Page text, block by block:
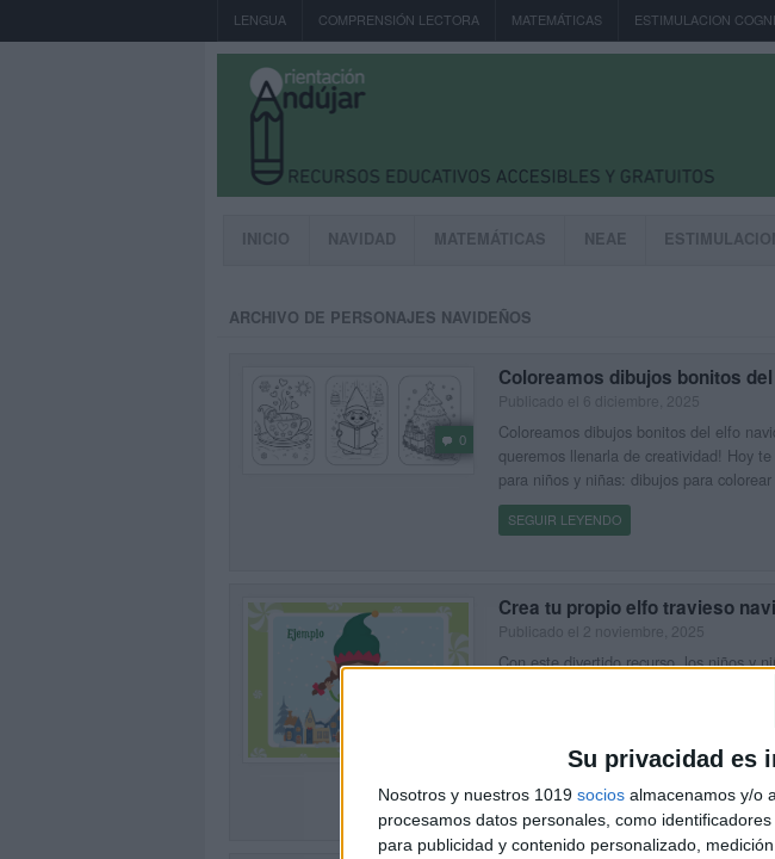
Su privacidad es
Nosotros y nuestros 1019 socios almacenamos y/o
procesamos datos personales, como
para publicidad y contenido personalizado,
LENGUA COMPRENSIÓN LECTORA MATEMÁTICAS ESTIMULACION
INICIO NAVIDAD MATEMÁTICAS NEAE
ARCHIVO DE PERSONAJES NAVIDEÑOS
0
Coloreamos dibujos bonitos
Coloreamos dibujos bonitos del elfo
queremos llenarla de creatividad! Hoy
para niños y niñas: dibujos para
SEGUIR LEYENDO
Crea tu propio elfo travieso
Publicado el 2 noviembre, 2025
Con este divertido recurso, los niños y
su creatividad mientras diseñan y
SEGUIR LEYENDO